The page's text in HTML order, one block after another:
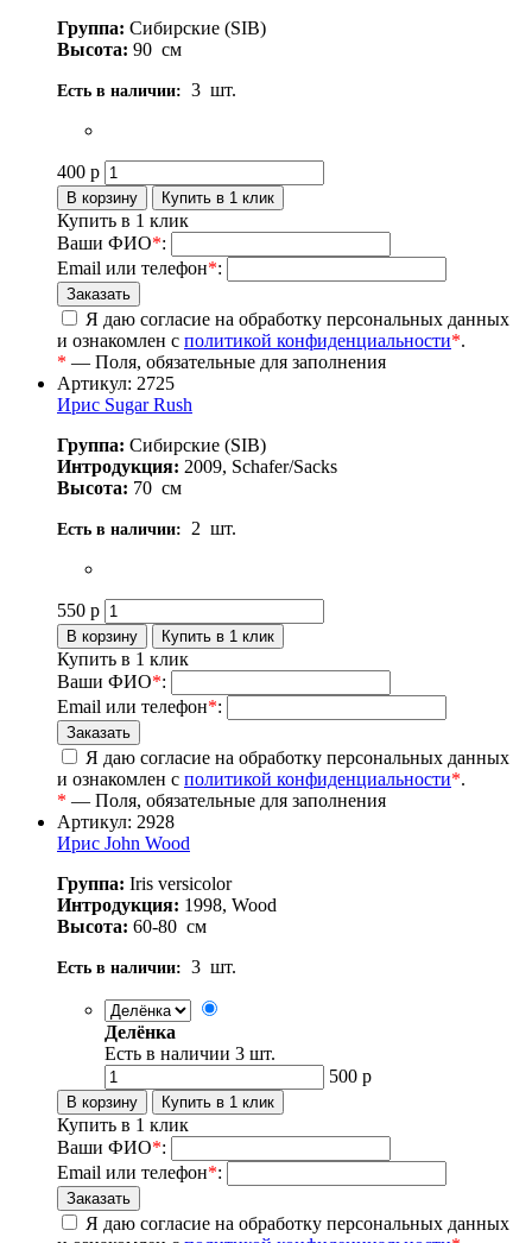
Группа: Сибирские (SIB)
Высота: 90 см
Есть в наличии: 3 шт.
400 р
Купить в 1 клик
Ваши ФИО*:
Email или телефон*:
Я даю согласие на обработку персональных данных
и ознакомлен с политикой конфиденциальности*.
* — Поля, обязательные для заполнения
Артикул: 2725
Ирис Sugar Rush
Группа: Сибирские (SIB)
Интродукция: 2009, Schafer/Sacks
Высота: 70 см
Есть в наличии: 2 шт.
550 р
Купить в 1 клик
Ваши ФИО*:
Email или телефон*:
Я даю согласие на обработку персональных данных
и ознакомлен с политикой конфиденциальности*.
* — Поля, обязательные для заполнения
Артикул: 2928
Ирис John Wood
Группа: Iris versicolor
Интродукция: 1998, Wood
Высота: 60-80 см
Есть в наличии: 3 шт.
Делёнка
Есть в наличии 3 шт.
500 р
Купить в 1 клик
Ваши ФИО*:
Email или телефон*:
Я даю согласие на обработку персональных данных